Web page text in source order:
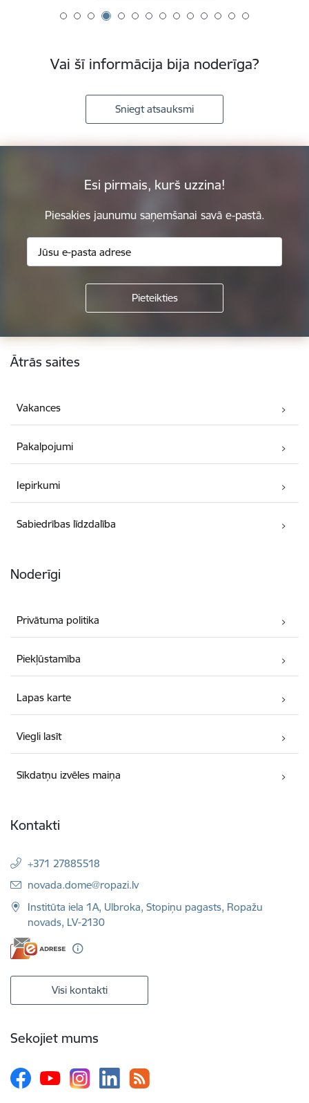
Vai šī informācija bija noderīga?
Sniegt atsauksmi
Esi pirmais, kurš uzzina!
Piesakies jaunumu saņemšanai savā e-pastā.
Kājene
Ātrās saites
Vakances
Pakalpojumi
Iepirkumi
Sabiedrības līdzdalība
Noderīgi
Privātuma politika
Piekļūstamība
Lapas karte
Viegli lasīt
Sīkdatņu izvēles maiņa
Kontakti
+371 27885518
E-pasts:
novada.dome@ropazi.lv
Institūta iela 1A, Ulbroka, Stopiņu pagasts, Ropažu
novads, LV-2130
Visi kontakti
Sekojiet mums